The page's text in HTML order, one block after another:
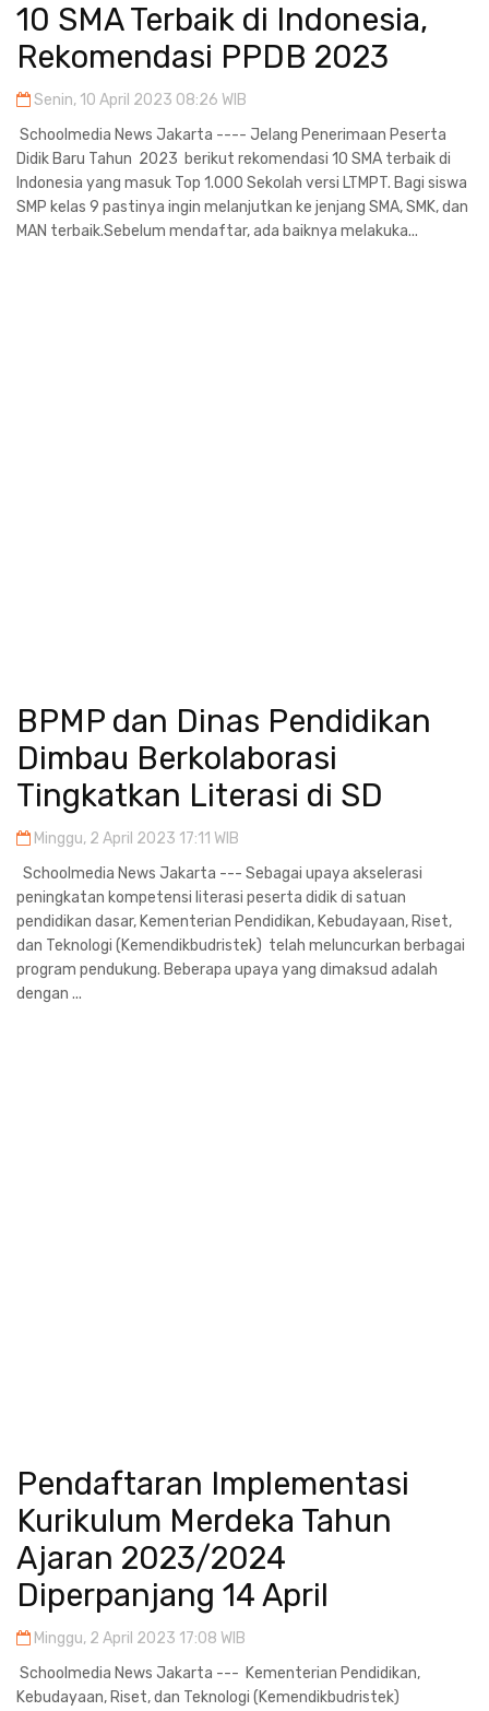
10 SMA Terbaik di Indonesia,
Rekomendasi PPDB 2023
Senin, 10 April 2023 08:26 WIB
Schoolmedia News Jakarta ---- Jelang Penerimaan Peserta
Didik Baru Tahun 2023 berikut rekomendasi 10 SMA terbaik di
Indonesia yang masuk Top 1.000 Sekolah versi LTMPT. Bagi siswa
SMP kelas 9 pastinya ingin melanjutkan ke jenjang SMA, SMK, dan
MAN terbaik.Sebelum mendaftar, ada baiknya melakuka...
BPMP dan Dinas Pendidikan
Dimbau Berkolaborasi
Tingkatkan Literasi di SD
Minggu, 2 April 2023 17:11 WIB
Schoolmedia News Jakarta --- Sebagai upaya akselerasi
peningkatan kompetensi literasi peserta didik di satuan
pendidikan dasar, Kementerian Pendidikan, Kebudayaan, Riset,
dan Teknologi (Kemendikbudristek) telah meluncurkan berbagai
program pendukung. Beberapa upaya yang dimaksud adalah
dengan ...
Pendaftaran Implementasi
Kurikulum Merdeka Tahun
Ajaran 2023/2024
Diperpanjang 14 April
Minggu, 2 April 2023 17:08 WIB
Schoolmedia News Jakarta --- Kementerian Pendidikan,
Kebudayaan, Riset, dan Teknologi (Kemendikbudristek)